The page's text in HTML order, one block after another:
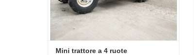
Mini trattore a 4 ruote